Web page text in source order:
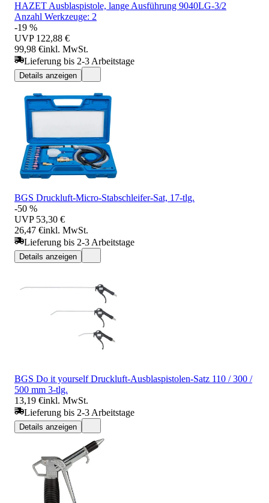
HAZET Ausblaspistole, lange Ausführung 9040LG-3/2
Anzahl Werkzeuge: 2
-19 %
UVP 122,88 €
99,98 €inkl. MwSt.
Lieferung bis 2-3 Arbeitstage
Details anzeigen
BGS Druckluft-Micro-Stabschleifer-Sat, 17-tlg.
-50 %
UVP 53,30 €
26,47 €inkl. MwSt.
Lieferung bis 2-3 Arbeitstage
Details anzeigen
BGS Do it yourself Druckluft-Ausblaspistolen-Satz 110 / 300 /
500 mm 3-tlg.
13,19 €inkl. MwSt.
Lieferung bis 2-3 Arbeitstage
Details anzeigen